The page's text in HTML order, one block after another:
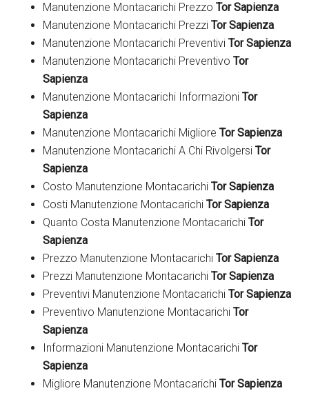
Manutenzione Montacarichi PrezzoTor Sapienza
Manutenzione Montacarichi PrezziTor Sapienza
Manutenzione Montacarichi PreventiviTor Sapienza
Manutenzione Montacarichi PreventivoTor
Sapienza
Manutenzione Montacarichi InformazioniTor
Sapienza
Manutenzione Montacarichi MiglioreTor Sapienza
Manutenzione Montacarichi A Chi RivolgersiTor
Sapienza
Costo Manutenzione MontacarichiTor Sapienza
Costi Manutenzione MontacarichiTor Sapienza
Quanto Costa Manutenzione MontacarichiTor
Sapienza
Prezzo Manutenzione MontacarichiTor Sapienza
Prezzi Manutenzione MontacarichiTor Sapienza
Preventivi Manutenzione MontacarichiTor Sapienza
Preventivo Manutenzione MontacarichiTor
Sapienza
Informazioni Manutenzione MontacarichiTor
Sapienza
Migliore Manutenzione MontacarichiTor Sapienza